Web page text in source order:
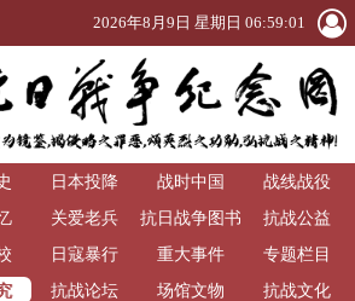
2026年8月9日 星期日 06:59:02
日本投降 战时中国
战线战役
关爱老兵
抗日战争图书
馆
抗战公益
日寇暴行 重大事件
专题栏目
抗战论坛 场馆文物 抗战文化